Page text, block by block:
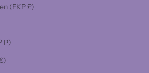
(FKP £)
₱)